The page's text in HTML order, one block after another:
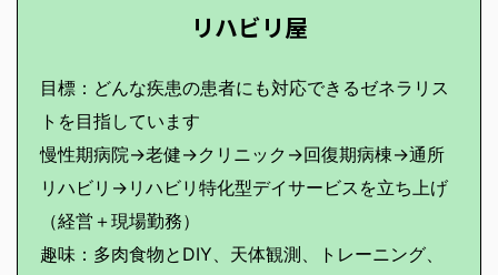
リハビリ屋
目標：どんな疾患の患者にも対応できるゼネラリス
トを目指しています
慢性期病院→老健→クリニック→回復期病棟→通所
リハビリ→リハビリ特化型デイサービスを立ち上げ
（経営＋現場勤務）
趣味：多肉食物とDIY、天体観測、トレーニング、